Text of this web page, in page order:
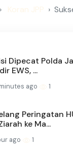
Koran JPP
Dipecat Polda
EWS, ...
ago 1
Peringatan
ke Ma...
ago 1